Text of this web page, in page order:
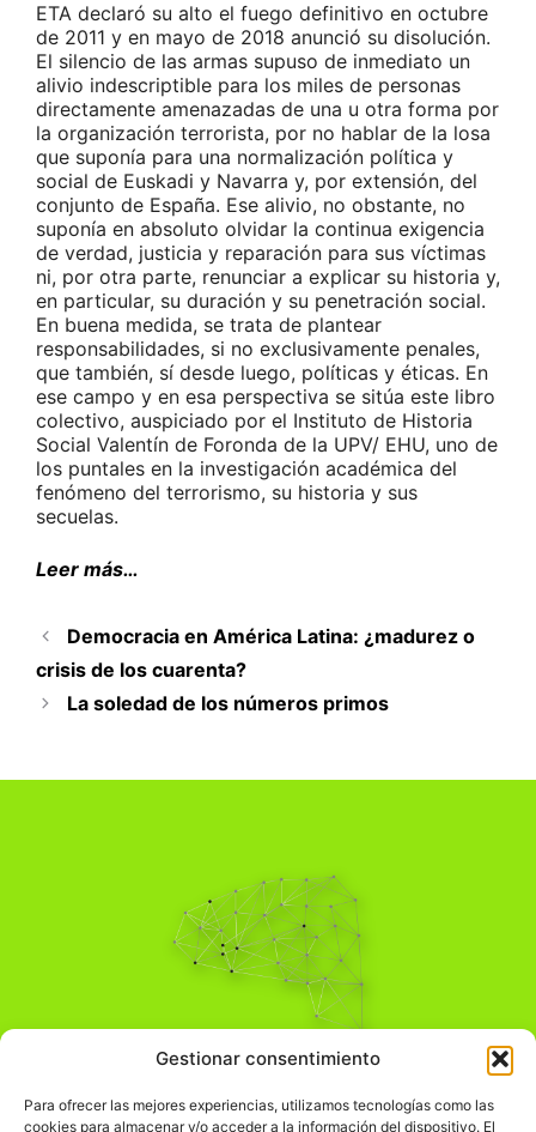
Gestionar consentimiento
Para ofrecer las mejores experiencias, utilizamos tecnologías como las
cookies para almacenar y/o acceder a la información del dispositivo. El
ETA declaró su alto el fuego definitivo en octubre
de 2011 y en mayo de 2018 anunció su disolución.
El silencio de las armas supuso de inmediato un
alivio indescriptible para los miles de personas
directamente amenazadas de una u otra forma por
la organización terrorista, por no hablar de la losa
que suponía para una normalización política y
social de Euskadi y Navarra y, por extensión, del
conjunto de España. Ese alivio, no obstante, no
suponía en absoluto olvidar la continua exigencia
de verdad, justicia y reparación para sus víctimas
ni, por otra parte, renunciar a explicar su historia y,
en particular, su duración y su penetración social.
En buena medida, se trata de plantear
responsabilidades, si no exclusivamente penales,
que también, sí desde luego, políticas y éticas. En
ese campo y en esa perspectiva se sitúa este libro
colectivo, auspiciado por el Instituto de Historia
Social Valentín de Foronda de la UPV/ EHU, uno de
los puntales en la investigación académica del
fenómeno del terrorismo, su historia y sus
secuelas.
Leer más…
Democracia en América Latina: ¿madurez o
crisis de los cuarenta?
La soledad de los números primos
Pensamiento Crítico
Comprender el mundo para transformarlo.